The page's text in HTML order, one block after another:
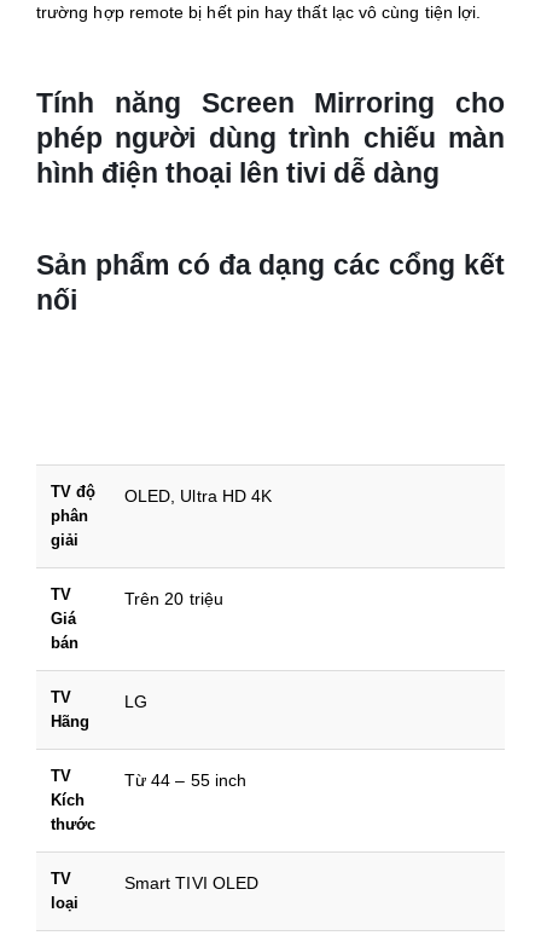
trường hợp remote bị hết pin hay thất lạc vô cùng tiện lợi.
Tính năng Screen Mirroring cho
phép người dùng trình chiếu màn
hình điện thoại lên tivi dễ dàng
Sản phẩm có đa dạng các cổng kết
nối
TV độ
phân
giải
OLED, Ultra HD 4K
TV
Giá
bán
Trên 20 triệu
TV
Hãng
LG
TV
Kích
thước
Từ 44 – 55 inch
TV
loại
Smart TIVI OLED